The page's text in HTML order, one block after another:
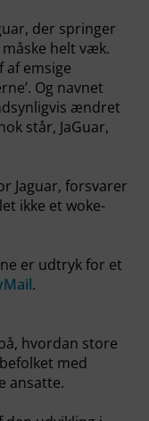
der springer
helt væk.
af emsige
Og navnet
ændret
står, JaGuar,
Jaguar, forsvarer
ikke et woke-
er udtryk for et
.
hvordan store
med
ansatte.